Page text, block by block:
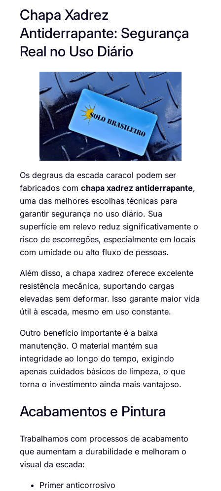
Chapa Xadrez
Antiderrapante: Segurança
Real no Uso Diário
Os degraus da escada caracol podem ser
fabricados com chapa xadrez antiderrapante,
uma das melhores escolhas técnicas para
garantir segurança no uso diário. Sua
superfície em relevo reduz significativamente o
risco de escorregões, especialmente em locais
com umidade ou alto fluxo de pessoas.
Além disso, a chapa xadrez oferece excelente
resistência mecânica, suportando cargas
elevadas sem deformar. Isso garante maior vida
útil à escada, mesmo em uso constante.
Outro benefício importante é a baixa
manutenção. O material mantém sua
integridade ao longo do tempo, exigindo
apenas cuidados básicos de limpeza, o que
torna o investimento ainda mais vantajoso.
Acabamentos e Pintura
Trabalhamos com processos de acabamento
que aumentam a durabilidade e melhoram o
visual da escada:
Primer anticorrosivo